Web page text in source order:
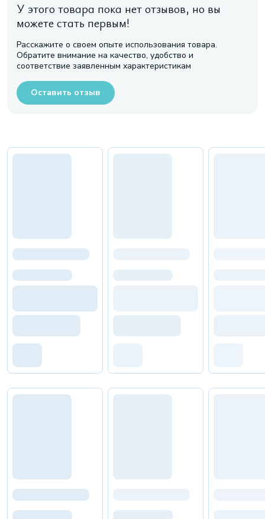
У этого товара пока нет отзывов, но вы
можете стать первым!
Расскажите о своем опыте использования товара.
Обратите внимание на качество, удобство и
соответствие заявленным характеристикам
Оставить отзыв